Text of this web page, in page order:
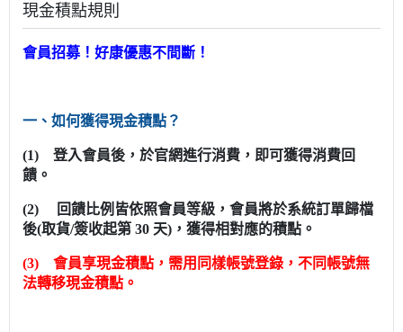
現金積點規則
會員招募！好康優惠不間斷！
一、如何獲得現金積點？
(1) 登入會員後，於官網進行消費，即可獲得消費回
饋。
(2) 回饋比例皆依照會員等級，會員將於系統訂單歸檔
後(取貨/簽收起第 30 天)，獲得相對應的積點。
(3) 會員享現金積點，需用同樣帳號登錄，不同帳號無
法轉移現金積點。